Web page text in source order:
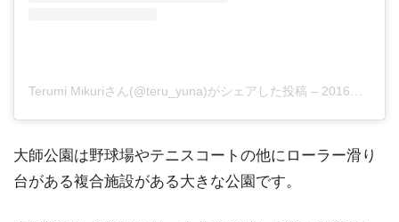
Terumi Mikuriさん(@teru_yuna)がシェアした投稿 – 2016年 7月月3日午前5時41分PDT
大師公園は野球場やテニスコートの他にローラー滑り
台がある複合施設がある大きな公園です。